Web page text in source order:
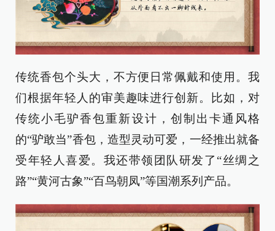
传统香包个头大，不方便日常佩戴和使用。我
们根据年轻人的审美趣味进行创新。比如，对
传统小毛驴香包重新设计，创制出卡通风格
的“驴敢当”香包，造型灵动可爱，一经推出就备
受年轻人喜爱。我还带领团队研发了“丝绸之
路”“黄河古象”“百鸟朝凤”等国潮系列产品。